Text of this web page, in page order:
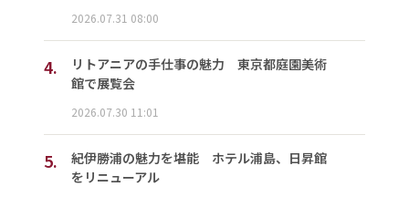
2026.07.31 08:00
4.
リトアニアの手仕事の魅力 東京都庭園美術
館で展覧会
2026.07.30 11:01
5.
紀伊勝浦の魅力を堪能 ホテル浦島、日昇館
をリニューアル